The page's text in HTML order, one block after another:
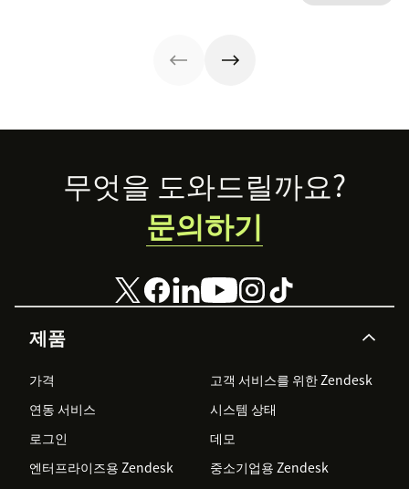
하기 위한 프로세
Footer
제품
가격
고객 서비스를 위한 Zendesk
연동 서비스
시스템 상태
로그인
데모
엔터프라이즈용 Zendesk
중소기업용 Zendesk
무엇을 도와드릴까요?
문의하기